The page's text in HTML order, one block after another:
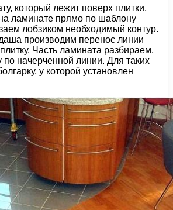
который лежит поверх плитки,
ламинате прямо по шаблону
лобзиком необходимый контур.
производим перенос линии
Часть ламината разбираем,
по начерченной линии. Для таких
у которой установлен